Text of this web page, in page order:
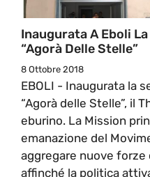
Inaugurata A Eboli
“Agorà Delle Stelle”
8 Ottobre 2018
EBOLI - Inaugurata la
“Agorà delle Stelle”, il
eburino. La Mission
emanazione del
aggregare nuove forze
affinché la politica